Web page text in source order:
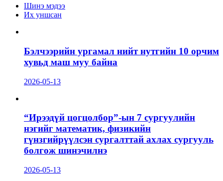
Шинэ мэдээ
Их уншсан
Бэлчээрийн ургамал нийт нутгийн 10 орчим
хувьд маш муу байна
2026-05-13
“Ирээдүй цогцолбор”-ын 7 сургуулийн
нэгийг математик, физикийн
гүнзгийрүүлсэн сургалттай ахлах сургууль
болгож шинэчилнэ
2026-05-13